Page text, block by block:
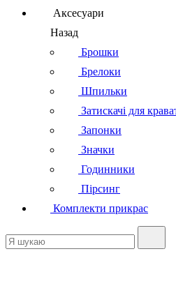
Аксесуари
Назад
Брошки
Брелоки
Шпильки
Затискачі для
Запонки
Значки
Годинники
Пірсинг
Комплекти прикрас